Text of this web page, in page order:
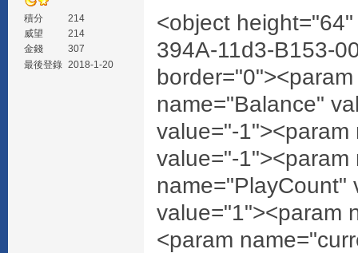
積分
214
威望
214
金錢
307
最後登錄 2018-1-20
<object
394A-11d3-B153-
name="Balance"
value="-
value="-
name="PlayCount"
value="1"><param
<param